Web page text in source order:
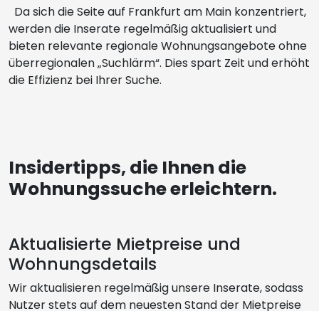
Da sich die Seite auf Frankfurt am Main konzentriert,
werden die Inserate regelmäßig aktualisiert und
bieten relevante regionale Wohnungsangebote ohne
überregionalen „Suchlärm“. Dies spart Zeit und erhöht
die Effizienz bei Ihrer Suche.
Insidertipps, die Ihnen die
Wohnungssuche erleichtern.
Aktualisierte Mietpreise und
Wohnungsdetails
Wir aktualisieren regelmäßig unsere Inserate, sodass
Nutzer stets auf dem neuesten Stand der Mietpreise